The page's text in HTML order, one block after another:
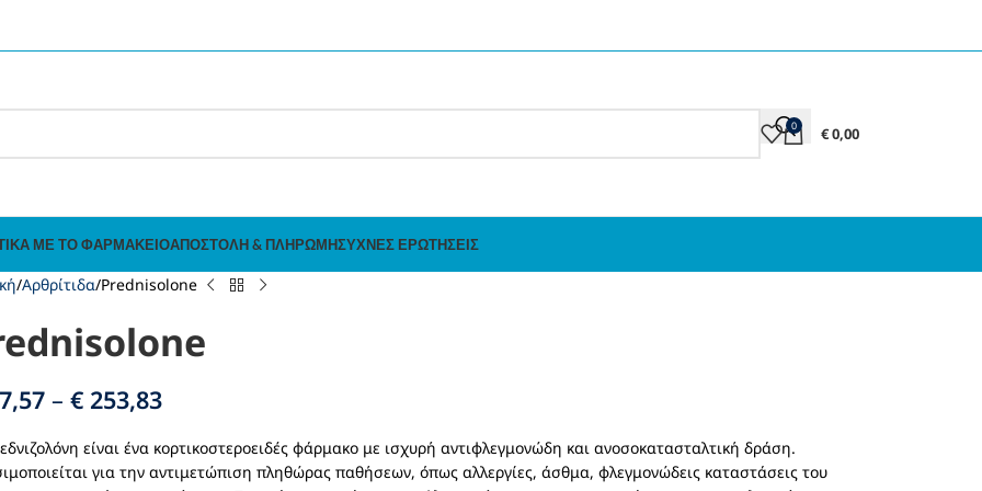
0 €0,00
ΜΕ ΤΟ ΦΑΡΜΑΚΕΊΟΑΠΟΣΤΟΛΉ & ΠΛΗΡΩΜΉΣΥΧΝΈΣ ΕΡΩΤΉΣΕΙΣ
Αρθρίτιδα Prednisolone
– € 253,83
είναι ένα κορτικοστεροειδές φάρμακο με ισχυρή αντιφλεγμονώδη και ανοσοκατασταλτική δράση.
για την αντιμετώπιση πληθώρας παθήσεων, όπως αλλεργίες, άσθμα, φλεγμονώδεις καταστάσεις του